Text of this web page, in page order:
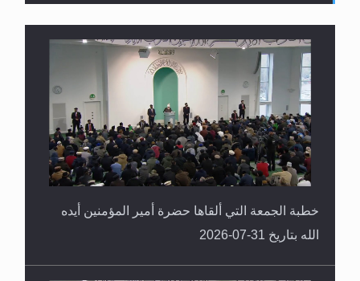
القرآن قاضٍ وحكمٌ على السنة ومهيمنٌ عليها.. ليس
العكس
خطبة الجمعة التي ألقاها حضرة أمير المؤمنين أيده
الله بتاريخ 31-07-2026